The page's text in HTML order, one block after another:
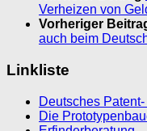
Verheizen von
Vorheriger
auch beim
Linkliste
Deutsches
Die